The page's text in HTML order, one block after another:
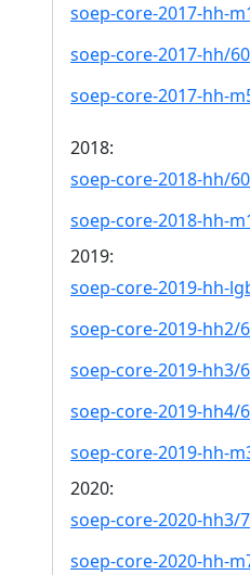
soep-core-2017-hh-
soep-core-2017-hh/60
soep-core-2017-hh-
2018:
soep-core-2018-hh/60
soep-core-2018-hh-
2019:
soep-core-2019-hh-
soep-core-2019-hh2/
soep-core-2019-hh3/
soep-core-2019-hh4/
soep-core-2019-hh-
2020:
soep-core-2020-hh3/
soep-core-2020-hh-